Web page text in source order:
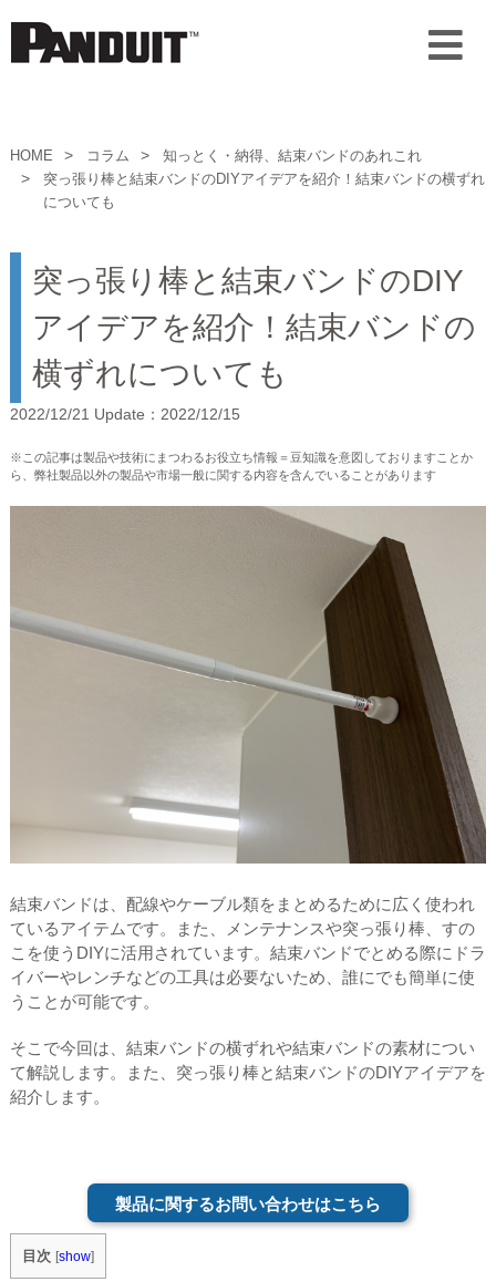
HOME コラム
知っとく・納得、結束バンドのあれこれ
突っ張り棒と結束バンドのDIYアイデアを紹介！結束バンドの横ずれ
についても
突っ張り棒と結束バンドのDIY
アイデアを紹介！結束バンドの
横ずれについても
2022/12/21 Update：2022/12/15
※この記事は製品や技術にまつわるお役立ち情報＝豆知識を意図しておりますことか
ら、弊社製品以外の製品や市場一般に関する内容を含んでいることがあります
結束バンドは、配線やケーブル類をまとめるために広く使われ
ているアイテムです。また、メンテナンスや突っ張り棒、すの
こを使うDIYに活用されています。結束バンドでとめる際にドラ
イバーやレンチなどの工具は必要ないため、誰にでも簡単に使
うことが可能です。
そこで今回は、結束バンドの横ずれや結束バンドの素材につい
て解説します。また、突っ張り棒と結束バンドのDIYアイデアを
紹介します。
製品に関するお問い合わせはこちら
目次 [show]